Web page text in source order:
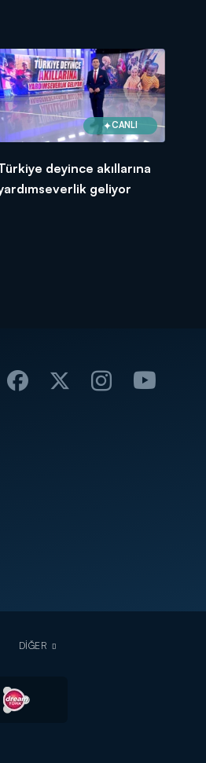
CANLI
deyince akıllarına
geliyor
DİĞER